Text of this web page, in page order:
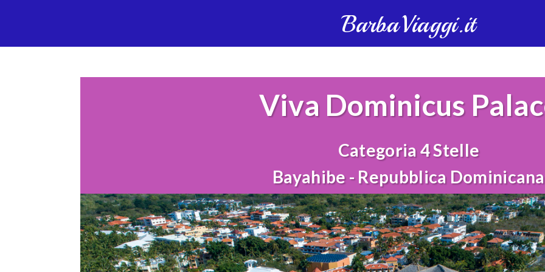
BarbaViaggi.it
Viva Dominicus
Categoria 4 Stelle
Bayahibe - Repubblica Dominicana